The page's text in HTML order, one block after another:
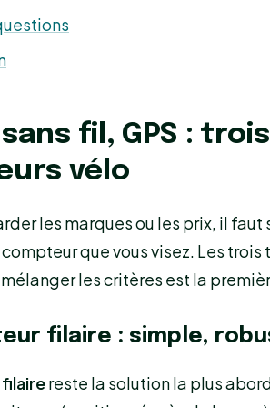
fil, GPS :
vélo
les marques ou les prix, il
que vous visez. Les
les critères est la
filaire : simple,
reste la solution la plus